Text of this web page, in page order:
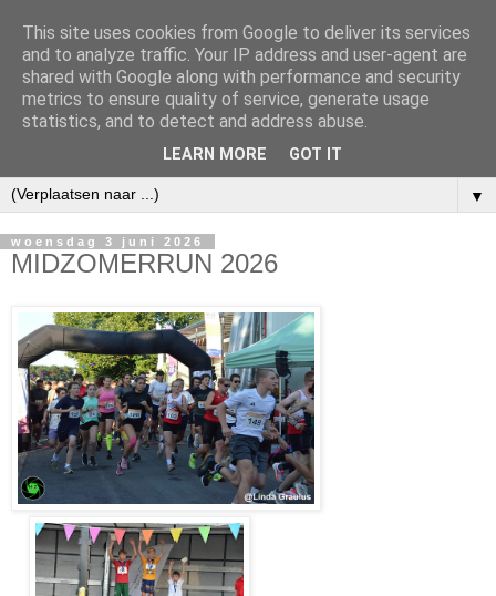
▼
woensdag 3 juni 2026
MIDZOMERRUN 2026
This site uses cookies from Google to deliver its services
and to analyze traffic. Your IP address and user-agent are
shared with Google along with performance and security
metrics to ensure quality of service, generate usage
statistics, and to detect and address abuse.
LEARN MORE GOT IT